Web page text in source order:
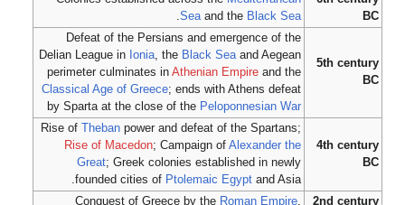
BC
Sea and the Black Sea
.
5th century
BC
Defeat of the Persians and emergence of the
Delian League in Ionia , the Black Sea and Aegean
perimeter culminates inAthenian Empire and the
Classical Age of Greece; ends with Athens defeat
by Sparta at the close of the Peloponnesian War
4th century
BC
Rise ofTheban power and defeat of the Spartans;
Rise of Macedon; Campaign ofAlexander the
Great; Greek colonies established in newly
founded cities of Ptolemaic Egypt and Asia.
2nd century
Conquest of Greece by the Roman Empire